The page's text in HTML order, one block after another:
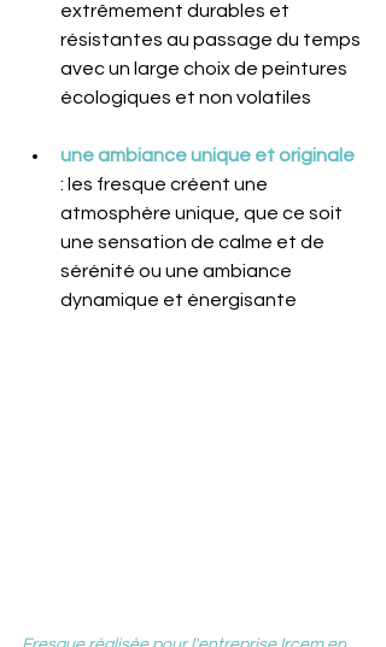
extrêmement durables et
résistantes au passage du temps
avec un large choix de peintures
écologiques et non volatiles
une ambiance unique et originale
: les fresque créent une
atmosphère unique, que ce soit
une sensation de calme et de
sérénité ou une ambiance
dynamique et énergisante